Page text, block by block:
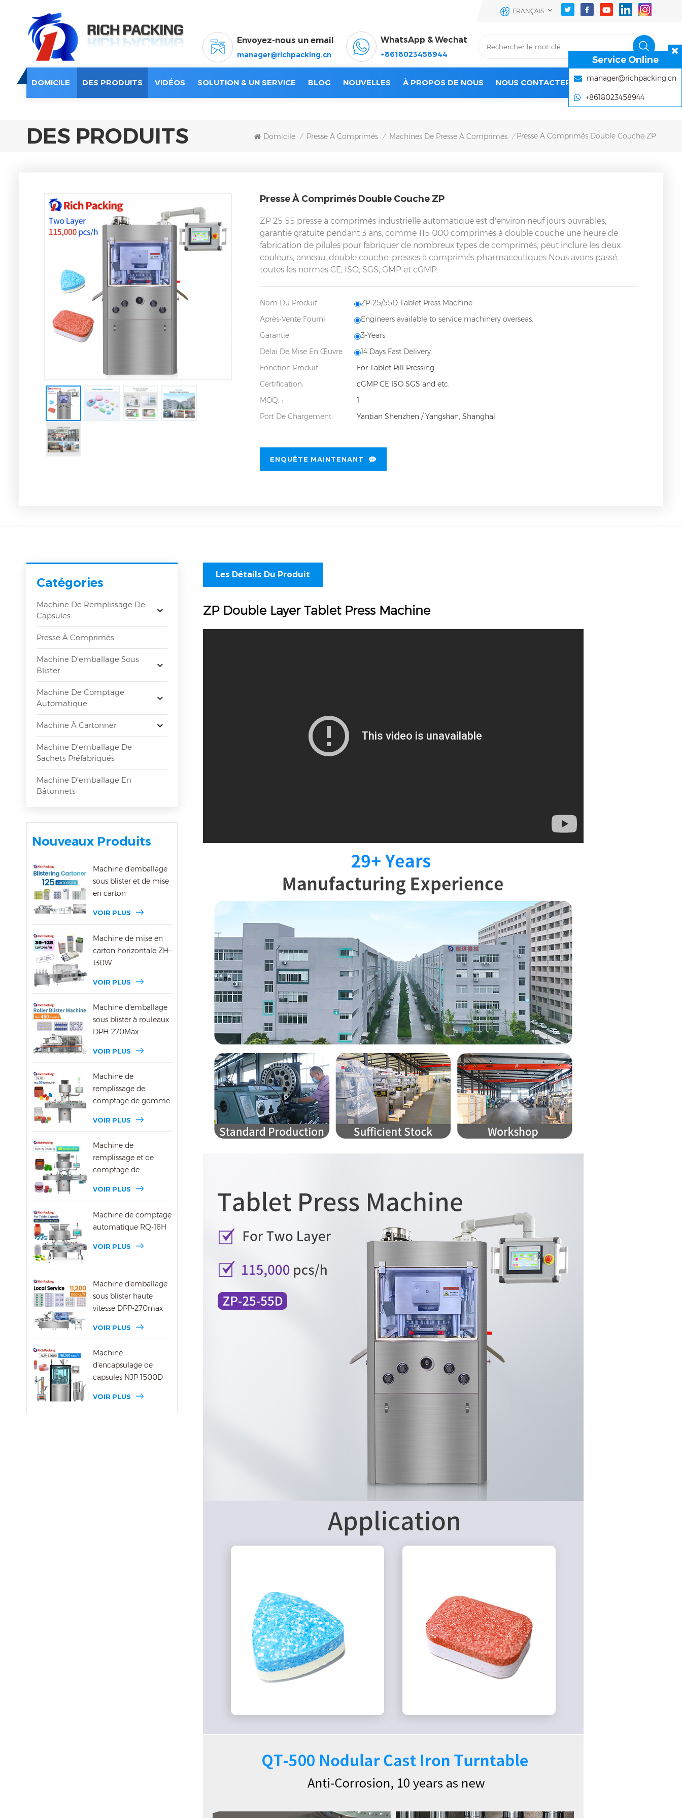
FRANÇAIS
Envoyez-nous un email
manager@richpacking.cn
WhatsApp & Wechat
+8618023458944
DOMICILE DES PRODUITS VIDÉOS SOLUTION & UN SERVICE BLOG NOUVELLES À PROPOS DE NOUS NOUS CONTACTER
DES PRODUITS Domicile / Presse À Comprimés / Machines De Presse À Comprimés / Presse À Comprimés Double Couche ZP
Presse À Comprimés Double Couche ZP
ZP 25 55 presse à comprimés industrielle automatique est d'environ neuf jours ouvrables,
garantie gratuite pendant 3 ans, comme 115 000 comprimés à double couche une heure de
fabrication de pilules pour fabriquer de nombreux types de comprimés, peut inclure les deux
couleurs, anneau, double couche. presses à comprimés pharmaceutiques Nous avons passé
toutes les normes CE, ISO, SGS, GMP et cGMP.
Nom Du Produit
ZP-25/55D Tablet Press Machine
Après-Vente Fourni
Engineers available to service machinery overseas.
Garantie
3-Years
Délai De Mise En Œuvre
14 Days Fast Delivery.
Fonction Produit:
For Tablet Pill Pressing
Certification:
cGMP CE ISO SGS and etc.
MOQ. :
1
Port De Chargement:
Yantian Shenzhen / Yangshan, Shanghai
ENQUÊTE MAINTENANT
Catégories
Machine De Remplissage De
Capsules
Presse À Comprimés
Machine D'emballage Sous
Blister
Machine De Comptage
Automatique
Machine À Cartonner
Machine D'emballage De
Sachets Préfabriqués
Machine D'emballage En
Bâtonnets
Nouveaux Produits
Machine d'emballage
sous blister et de mise
en carton
VOIR PLUS
Machine de mise en
carton horizontale ZH-
130W
VOIR PLUS
Machine d'emballage
sous blister à rouleaux
DPH-270Max
VOIR PLUS
Machine de
remplissage de
comptage de gomme
VOIR PLUS
Machine de
remplissage et de
comptage de
16R
VOIR PLUS
Machine de comptage
automatique RQ-16H
VOIR PLUS
Machine d'emballage
sous blister haute
vitesse DPP-270max
VOIR PLUS
Machine
d'encapsulage de
capsules NJP 1500D
VOIR PLUS
Les Détails Du Produit
ZP Double Layer Tablet Press Machine
Service Online
manager@richpacking.cn
+8618023458944